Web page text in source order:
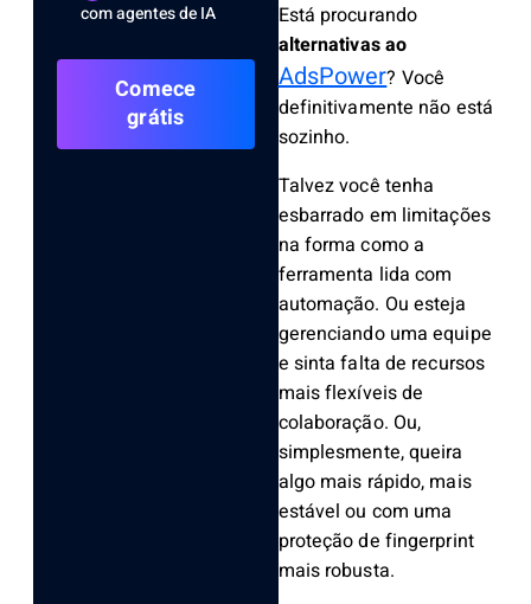
com agentes de IA
Comece
grátis
Está procurando
alternativas ao
AdsPower? Você
definitivamente não está
sozinho.
Talvez você tenha
esbarrado em limitações
na forma como a
ferramenta lida com
automação. Ou esteja
gerenciando uma equipe
e sinta falta de recursos
mais flexíveis de
colaboração. Ou,
simplesmente, queira
algo mais rápido, mais
estável ou com uma
proteção de fingerprint
mais robusta.